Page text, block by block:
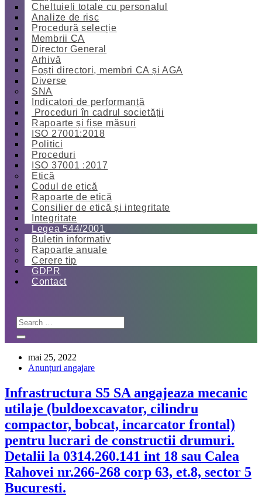
Cheltuieli totale cu personalul
Analize de risc
Procedură selecție
Membrii CA
Director General
Arhivă
Foști directori, membri CA și AGA
Diverse
SNA
Indicatori de performanță
Proceduri în cadrul societății
Rapoarte și fișe măsuri
ISO 27001:2018
Politici
Proceduri
ISO 37001 :2017
Etică
Codul de etică
Rapoarte de etică
Consilier de etică și integritate
Integritate
Legea 544/2001
Buletin informativ
Rapoarte anuale
Cerere tip
GDPR
Contact
mai 25, 2022
Anunțuri angajare
Infrastructura S5 SA angajeaza mecanic
utilaje (buldoexcavator, cilindru
compactor, bobcat, incarcator frontal)
pentru lucrari de constructii drumuri.
Detalii la 0314.260.141 int 18 sau Calea
Rahovei nr.266-268 corp 63, et.8, sector 5
Bucuresti.